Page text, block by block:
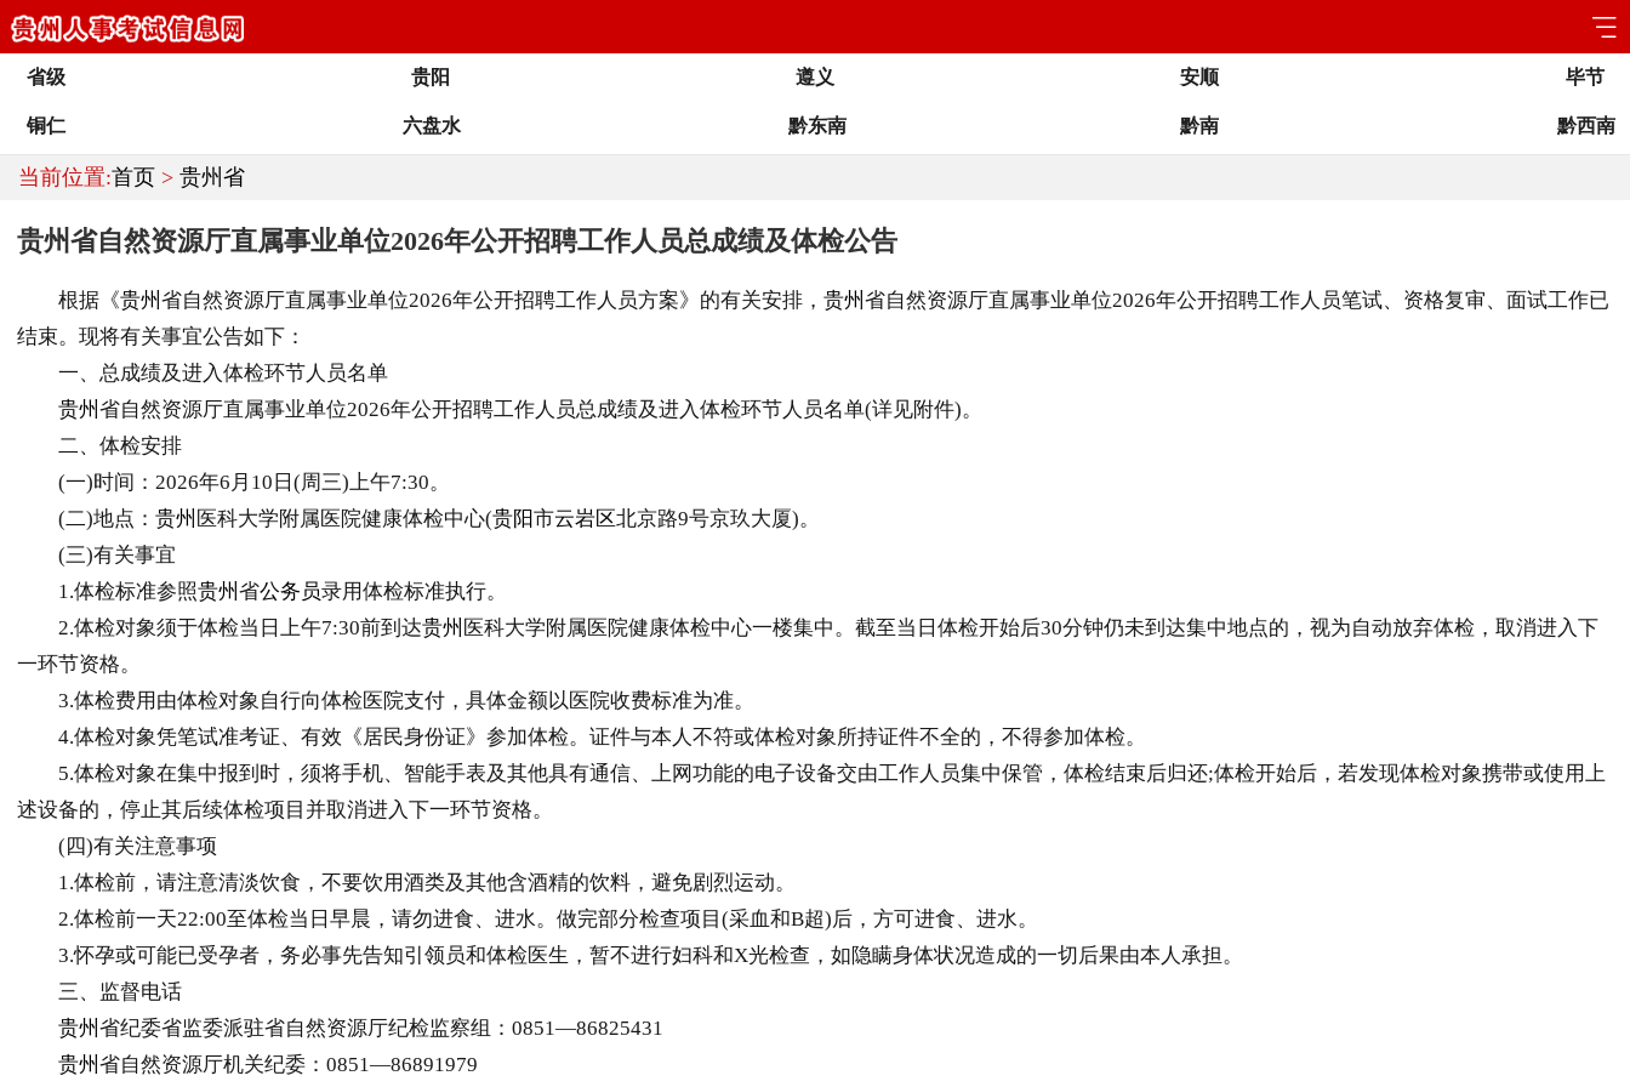
省级 贵阳 遵义 安顺 毕节
铜仁 六盘水 黔东南 黔南 黔西南
当前位置:首页 > 贵州省
贵州省自然资源厅直属事业单位2026年公开招聘工作人员总成绩及体检公告
根据《贵州 省自然资源厅直属事业单位2026年公开招聘工作人员方案》的有关安排， 贵州 省自然资源厅直属事业单位2026年公开招聘工作人员笔试、资格复审、面试工作已
结束。现将有关事宜公告如下：
一、总成绩及进入体检环节人员名单
贵州 省自然资源厅直属事业单位2026年公开招聘工作人员总成绩及进入体检环节人员名单(详见附件)。
二、体检安排
(一)时间：2026年6月10日(周三)上午7:30。
(二)地点： 贵州 医科大学附属医院健康体检中心(贵阳市云岩区北京路9号京玖大厦)。
(三)有关事宜
1.体检标准参照贵州 省公务员录用体检标准执行。
2.体检对象须于体检当日上午7:30前到达贵州 医科大学附属医院健康体检中心一楼集中。截至当日体检开始后30分钟仍未到达集中地点的，视为自动放弃体检，取消进入下
一环节资格。
3.体检费用由体检对象自行向体检医院支付，具体金额以医院收费标准为准。
4.体检对象凭笔试准考证、有效《居民身份证》参加体检。证件与本人不符或体检对象所持证件不全的，不得参加体检。
5.体检对象在集中报到时，须将手机、智能手表及其他具有通信、上网功能的电子设备交由工作人员集中保管，体检结束后归还;体检开始后，若发现体检对象携带或使用上
述设备的，停止其后续体检项目并取消进入下一环节资格。
(四)有关注意事项
1.体检前，请注意清淡饮食，不要饮用酒类及其他含酒精的饮料，避免剧烈运动。
2.体检前一天22:00至体检当日早晨，请勿进食、进水。做完部分检查项目(采血和B超)后，方可进食、进水。
3.怀孕或可能已受孕者，务必事先告知引领员和体检医生，暂不进行妇科和X光检查，如隐瞒身体状况造成的一切后果由本人承担。
三、监督电话
贵州 省纪委省监委派驻省自然资源厅纪检监察组：0851—86825431
贵州 省自然资源厅机关纪委：0851—86891979